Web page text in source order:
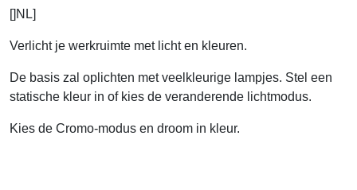
[]NL]
Verlicht je werkruimte met licht en kleuren.
De basis zal oplichten met veelkleurige lampjes. Stel een
statische kleur in of kies de veranderende lichtmodus.
Kies de Cromo-modus en droom in kleur.